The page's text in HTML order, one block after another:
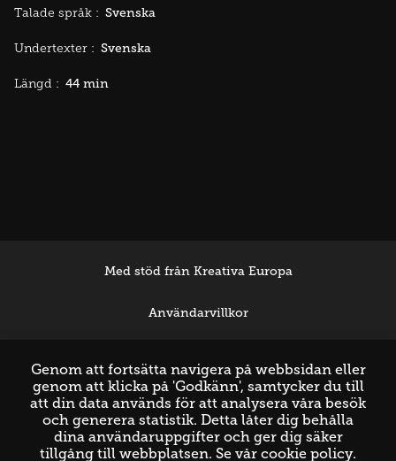
Talade språk : Svenska
Undertexter : Svenska
Längd : 44 min
Med stöd från Kreativa Europa
Användarvillkor
Genom att fortsätta navigera på webbsidan eller
genom att klicka på 'Godkänn', samtycker du till
att din data används för att analysera våra besök
och generera statistik. Detta låter dig behålla
dina användaruppgifter och ger dig säker
tillgång till webbplatsen. Se vår cookie policy.